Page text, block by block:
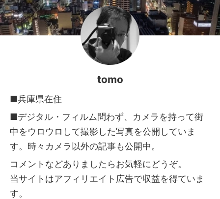
tomo
■兵庫県在住
■デジタル・フィルム問わず、カメラを持って街
中をウロウロして撮影した写真を公開していま
す。時々カメラ以外の記事も公開中。
コメントなどありましたらお気軽にどうぞ。
当サイトはアフィリエイト広告で収益を得ていま
す。